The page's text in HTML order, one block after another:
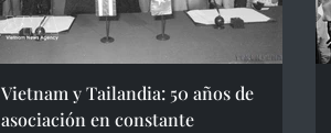
Vietnam y Tailandia: 50 años de
asociación en constante